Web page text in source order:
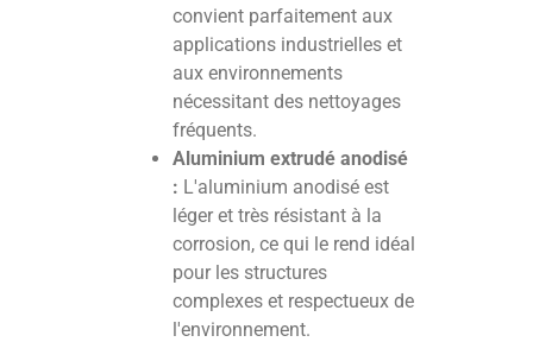
convient parfaitement aux
applications industrielles et
aux environnements
nécessitant des nettoyages
fréquents.
Aluminium extrudé anodisé
: L'aluminium anodisé est
léger et très résistant à la
corrosion, ce qui le rend idéal
pour les structures
complexes et respectueux de
l'environnement.